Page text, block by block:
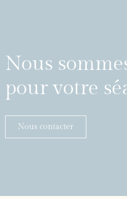
Nous
pour votre
Nous contacter